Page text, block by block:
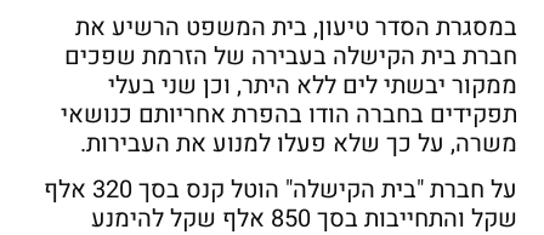
במסגרת הסדר טיעון, בית המשפט הרשיע את
חברת בית הקישלה בעבירה של הזרמת שפכים
ממקור יבשתי לים ללא היתר, וכן שני בעלי
תפקידים בחברה הודו בהפרת אחריותם כנושאי
משרה, על כך שלא פעלו למנוע את העבירות.
על חברת "בית הקישלה" הוטל קנס בסך 320 אלף
שקל והתחייבות בסך 850 אלף שקל להימנע